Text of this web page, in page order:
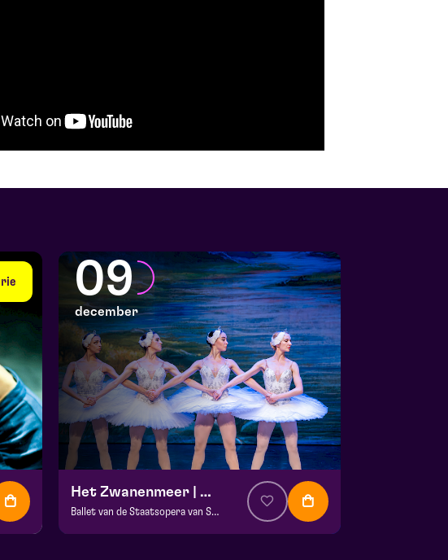
09
december
Het Zwanenmeer | Met live-orkest
Ballet van de Staatsopera van Stara Zagora